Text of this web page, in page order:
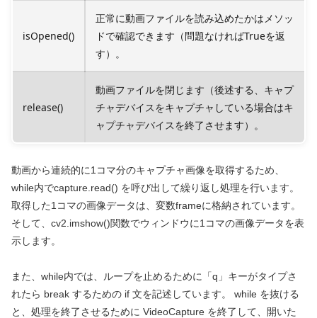
isOpened()
正常に動画ファイルを読み込めたかはメソッ
ドで確認できます（問題なければTrueを返
す）。
release()
動画ファイルを閉じます（後述する、キャプ
チャデバイスをキャプチャしている場合はキ
ャプチャデバイスを終了させます）。
動画から連続的に1コマ分のキャプチャ画像を取得するため、
while内でcapture.read() を呼び出して繰り返し処理を行います。
取得した1コマの画像データは、変数frameに格納されています。
そして、cv2.imshow()関数でウィンドウに1コマの画像データを表
示します。
また、while内では、ループを止めるために「q」キーがタイプさ
れたら break するための if 文を記述しています。 while を抜ける
と、処理を終了させるために VideoCapture を終了して、開いた